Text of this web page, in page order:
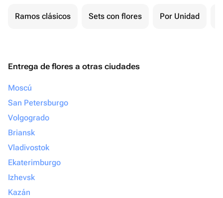
Ramos clásicos Sets con flores Por Unidad
Entrega de flores a otras ciudades
Moscú
San Petersburgo
Volgogrado
Briansk
Vladivostok
Ekaterimburgo
Izhevsk
Kazán